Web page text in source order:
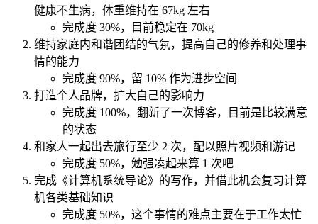
健康不生病，体重维持在 67kg 左右
完成度 30%，目前稳定在 70kg
维持家庭内和谐团结的气氛，提高自己的修养和处理事
情的能力
完成度 90%，留 10% 作为进步空间
打造个人品牌，扩大自己的影响力
完成度 100%，翻新了一次博客，目前是比较满意
的状态
和家人一起出去旅行至少 2 次，配以照片视频和游记
完成度 50%，勉强凑起来算 1 次吧
完成《计算机系统导论》的写作，并借此机会复习计算
机各类基础知识
完成度 50%，这个事情的难点主要在于工作太忙